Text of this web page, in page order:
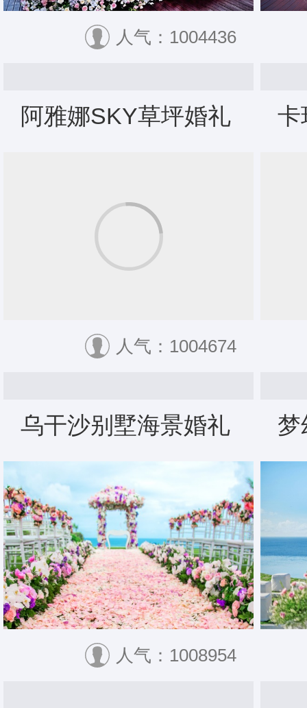
人气：1004436
阿雅娜SKY草坪婚礼
人气：1004674
卡
乌干沙别墅海景婚礼
人气：1008954
梦